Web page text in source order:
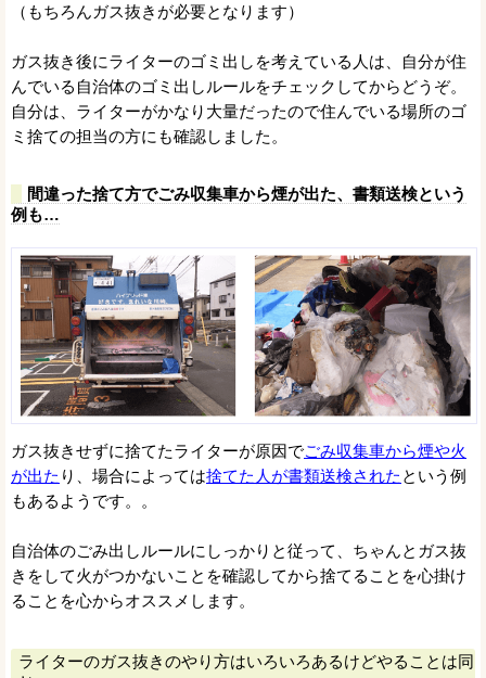
（もちろんガス抜きが必要となります）
ガス抜き後にライターのゴミ出しを考えている人は、自分が住
んでいる自治体のゴミ出しルールをチェックしてからどうぞ。
自分は、ライターがかなり大量だったので住んでいる場所のゴ
ミ捨ての担当の方にも確認しました。
間違った捨て方でごみ収集車から煙が出た、書類送検という
例も…
ガス抜きせずに捨てたライターが原因でごみ収集車から煙や火
が出た り、場合によっては捨てた人が書類送検された という例
もあるようです。。
自治体のごみ出しルールにしっかりと従って、ちゃんとガス抜
きをして火がつかないことを確認してから捨てることを心掛け
ることを心からオススメします。
ライターのガス抜きのやり方はいろいろあるけどやることは同